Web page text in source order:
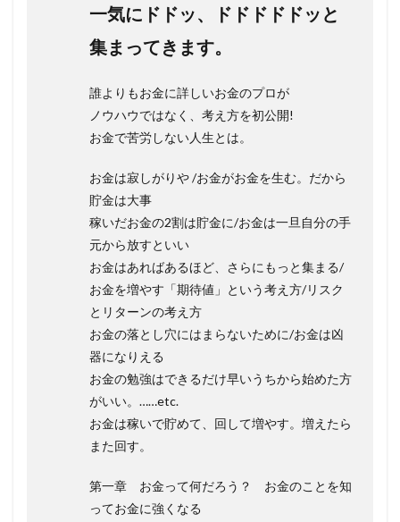
一気にドドッ、ドドドドドッと
集まってきます。
誰よりもお金に詳しいお金のプロが
ノウハウではなく、考え方を初公開!
お金で苦労しない人生とは。
お金は寂しがりや /お金がお金を生む。だから
貯金は大事
稼いだお金の2割は貯金に/お金は一旦自分の手
元から放すといい
お金はあればあるほど、さらにもっと集まる/
お金を増やす「期待値」という考え方/リスク
とリターンの考え方
お金の落とし穴にはまらないために/お金は凶
器になりえる
お金の勉強はできるだけ早いうちから始めた方
がいい。……etc.
お金は稼いで貯めて、回して増やす。増えたら
また回す。
第一章 お金って何だろう？ お金のことを知
ってお金に強くなる